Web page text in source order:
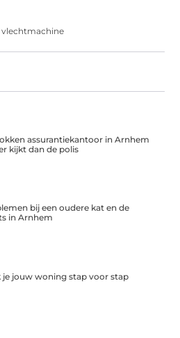
vlechtmachine
assurantiekantoor in Arnhem
kijkt dan de polis
bij een oudere kat en de
in Arnhem
je jouw woning stap voor stap